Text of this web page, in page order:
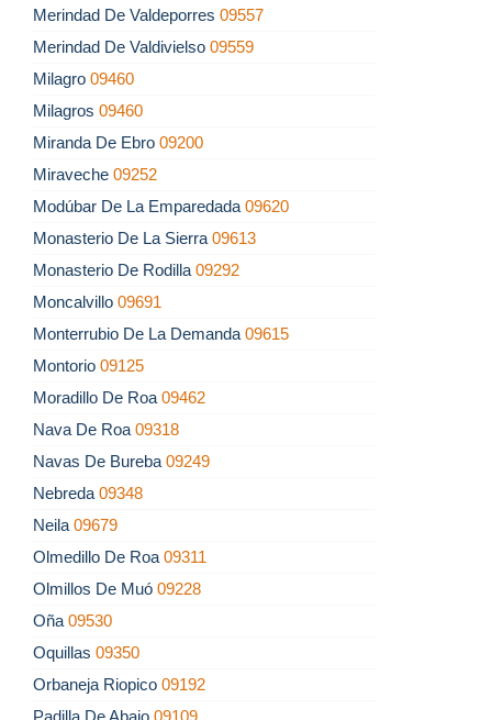
Merindad De Valdeporres 09557
Merindad De Valdivielso 09559
Milagro 09460
Milagros 09460
Miranda De Ebro 09200
Miraveche 09252
Modúbar De La Emparedada 09620
Monasterio De La Sierra 09613
Monasterio De Rodilla 09292
Moncalvillo 09691
Monterrubio De La Demanda 09615
Montorio 09125
Moradillo De Roa 09462
Nava De Roa 09318
Navas De Bureba 09249
Nebreda 09348
Neila 09679
Olmedillo De Roa 09311
Olmillos De Muó 09228
Oña 09530
Oquillas 09350
Orbaneja Riopico 09192